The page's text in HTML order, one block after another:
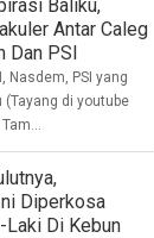
Baliku,
Antar Caleg
Dan PSI
Nasdem, PSI yang
di youtube
Diperkosa
Laki Di Kebun